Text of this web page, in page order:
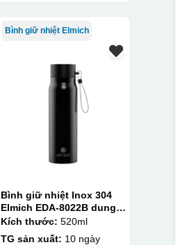
Bình giữ nhiệt Elmich
Bình giữ nhiệt Inox 304
Elmich EDA-8022B dung
tích 520ml
Kích thước: 520ml
TG sản xuất: 10 ngày